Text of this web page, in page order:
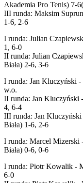
Akademia Pro Tenis) 7-
III runda: Maksim
1-6, 2-6
I runda: Julian
1, 6-0
II runda: Julian
Biała) 2-6, 3-6
I runda: Jan Kluczyński
w.o.
II runda: Jan Kluczyński
4, 6-4
III runda: Jan
Biała) 1-6, 2-6
I runda: Marcel Mizerski
Biała) 0-6, 0-6
I runda: Piotr Kowalik -
6-0